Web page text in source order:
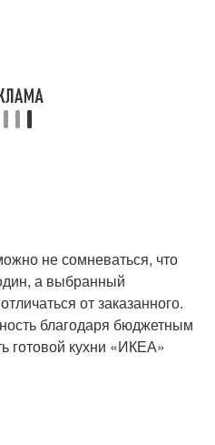
не сомневаться, что
а выбранный
от заказанного.
благодаря бюджетным
готовой кухни «ИКЕА»